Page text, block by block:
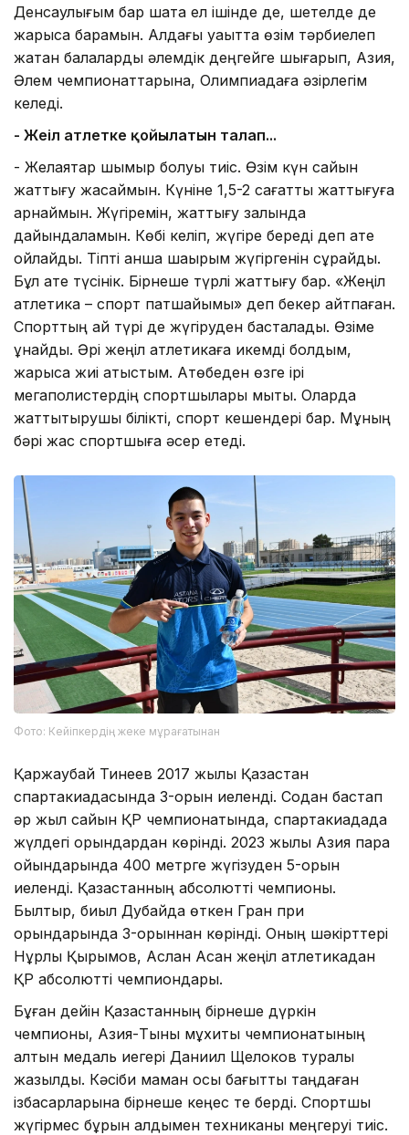
Денсаулығым бар шақта ел ішінде де, шетелде де
жарысқа барамын. Алдағы уақытта өзім тәрбиелеп
жатқан балаларды әлемдік деңгейге шығарып, Азия,
Әлем чемпионаттарына, Олимпиадаға әзірлегім
келеді.
- Жеңіл атлетке қойылатын талап...
- Желаяқтар шымыр болуы тиіс. Өзім күн сайын
жаттығу жасаймын. Күніне 1,5-2 сағатты жаттығуға
арнаймын. Жүгіремін, жаттығу залында
дайындаламын. Көбі келіп, жүгіре береді деп қате
ойлайды. Тіпті қанша шақырым жүгіргенін сұрайды.
Бұл қате түсінік. Бірнеше түрлі жаттығу бар. «Жеңіл
атлетика – спорт патшайымы» деп бекер айтпаған.
Спорттың қай түрі де жүгіруден басталады. Өзіме
ұнайды. Әрі жеңіл атлетикаға икемді болдым,
жарысқа жиі қатыстым. Ақтөбеден өзге ірі
мегаполистердің спортшылары мықты. Оларда
жаттықтырушы білікті, спорт кешендері бар. Мұның
бәрі жас спортшыға әсер етеді.
Фото: Кейіпкердің жеке мұрағатынан
Қаржаубай Тинеев 2017 жылы Қазақстан
спартакиадасында 3-орын иеленді. Содан бастап
әр жыл сайын ҚР чемпионатында, спартакиадада
жүлдегі орындардан көрінді. 2023 жылы Азия пара
ойындарында 400 метрге жүгізуден 5-орын
иеленді. Қазақстанның абсолютті чемпионы.
Былтыр, биыл Дубайда өткен Гран при
орындарында 3-орыннан көрінді. Оның шәкірттері
Нұрлы Қырымов, Аслан Асан жеңіл атлетикадан
ҚР абсолютті чемпиондары.
Бұған дейін Қазақстанның бірнеше дүркін
чемпионы, Азия-Тынық мұхиты чемпионатының
алтын медаль иегері Даниил Щелоков туралы
жазылды. Кәсіби маман осы бағытты таңдаған
ізбасарларына бірнеше кеңес те берді. Спортшы
жүгірмес бұрын алдымен техниканы меңгеруі тиіс.